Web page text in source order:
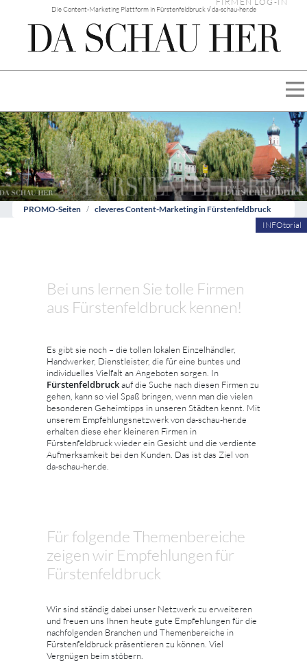
Die Content-Marketing Plattform in Fürstenfeldbruck √ da-schau-her.de
PROMO-Seiten cleveres Content-Marketing in Fürstenfeldbruck
INFOtorial
Bei uns lernen Sie tolle Firmen
aus Fürstenfeldbruck kennen!
Es gibt sie noch – die tollen lokalen Einzelhändler,
Handwerker, Dienstleister, die für eine buntes und
individuelles Vielfalt an Angeboten sorgen. In
Fürstenfeldbruckauf die Suche nach diesen Firmen zu
gehen, kann so viel Spaß bringen, wenn man die vielen
besonderen Geheimtipps in unseren Städten kennt. Mit
unserem Empfehlungsnetzwerk von da-schau-her.de
erhalten diese eher kleineren Firmen in
Fürstenfeldbruck wieder ein Gesicht und die verdiente
Aufmerksamkeit bei den Kunden. Das ist das Ziel von
da-schau-her.de.
Für folgende Themenbereiche
zeigen wir Empfehlungen für
Fürstenfeldbruck
Wir sind ständig dabei unser Netzwerk zu erweiteren
und freuen uns Ihnen heute gute Empfehlungen für die
nachfolgenden Branchen und Themenbereiche in
Fürstenfeldbruck präsentieren zu können. Viel
Vergnügen beim stöbern.